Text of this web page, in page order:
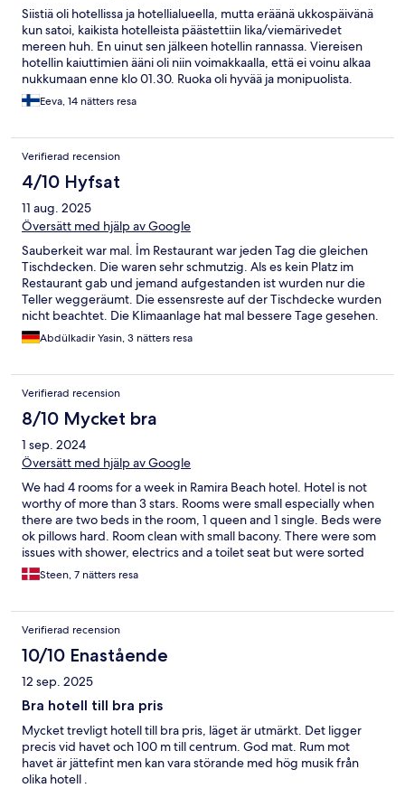
Siistiä oli hotellissa ja hotellialueella, mutta eräänä ukkospäivänä
kun satoi, kaikista hotelleista päästettiin lika/viemärivedet
mereen huh. En uinut sen jälkeen hotellin rannassa. Viereisen
hotellin kaiuttimien ääni oli niin voimakkaalla, että ei voinu alkaa
nukkumaan enne klo 01.30. Ruoka oli hyvää ja monipuolista.
Henkilökunta erittäin ystävällistä.
Eeva, 14 nätters resa
Verifierad recension
4/10 Hyfsat
11 aug. 2025
Översätt med hjälp av Google
Sauberkeit war mal. İm Restaurant war jeden Tag die gleichen
Tischdecken. Die waren sehr schmutzig. Als es kein Platz im
Restaurant gab und jemand aufgestanden ist wurden nur die
Teller weggeräumt. Die essensreste auf der Tischdecke wurden
nicht beachtet. Die Klimaanlage hat mal bessere Tage gesehen.
Die Dusche war offen. Es gab keine Kabine so dass das ganze
Wasser bis ins Zimmer gelaufen ist teilweise. Abends gibt es
penetrant. İch will keine Massage und auch nicht in die Sauna
bei 45 grad! İm Restaurant waren einige nette Mitarbeiter. An
der Bar gab es nur einen Mitarbeiter. Teilweise musste man
auch 5-6 min auf ihn warten da er am abspülen war und dies
wichtiger war als Kunden zu bedienen. Alles in allem ein totaler
Flop.
Abdülkadir Yasin, 3 nätters resa
Verifierad recension
8/10 Mycket bra
1 sep. 2024
Översätt med hjälp av Google
We had 4 rooms for a week in Ramira Beach hotel. Hotel is not
worthy of more than 3 stars. Rooms were small especially when
there are two beds in the room, 1 queen and 1 single. Beds were
ok pillows hard. Room clean with small bacony. There were som
issues with shower, electrics and a toilet seat but were sorted
quickly. Pool area ok, not very large but the beach was there as
supplement. Food was average, could have wished for more
alcohol. It didnt improve even if you paid extra for different
drinks. That was waste of money. We choose this hotel as it was
in the less expensive end of the scale and because of a high
rating at Hotels.com. this was to some extend misleading. We
ate out 2-3 nights nearby to try something else.
Steen, 7 nätters resa
Verifierad recension
10/10 Enastående
12 sep. 2025
Bra hotell till bra pris
Mycket trevligt hotell till bra pris, läget är utmärkt. Det ligger
precis vid havet och 100 m till centrum. God mat. Rum mot
havet är jättefint men kan vara störande med hög musik från
olika hotell .